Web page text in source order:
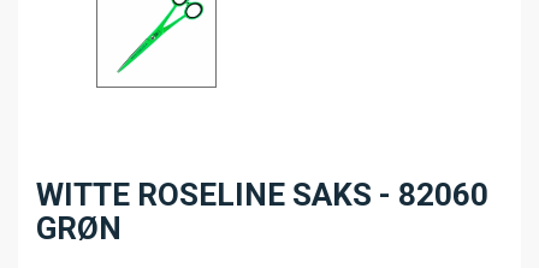
WITTE ROSELINE SAKS - 82060
GRØN